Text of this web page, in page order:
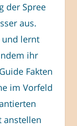
der Spree
aus.
und lernt
ihr
Fakten
im Vorfeld
anstellen